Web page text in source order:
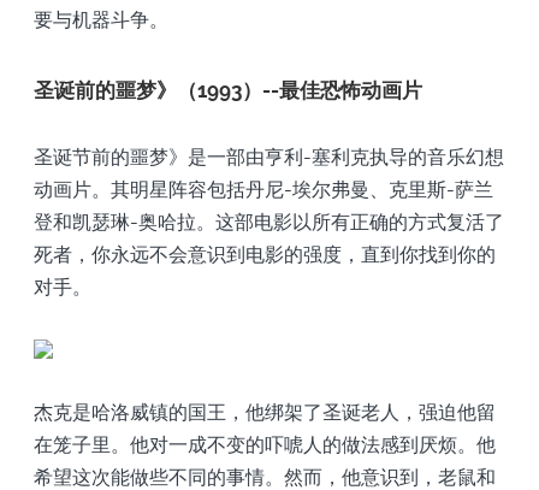
要与机器斗争。
圣诞前的噩梦》（1993）--最佳恐怖动画片
圣诞节前的噩梦》是一部由亨利-塞利克执导的音乐幻想
动画片。其明星阵容包括丹尼-埃尔弗曼、克里斯-萨兰
登和凯瑟琳-奥哈拉。这部电影以所有正确的方式复活了
死者，你永远不会意识到电影的强度，直到你找到你的
对手。
杰克是哈洛威镇的国王，他绑架了圣诞老人，强迫他留
在笼子里。他对一成不变的吓唬人的做法感到厌烦。他
希望这次能做些不同的事情。然而，他意识到，老鼠和